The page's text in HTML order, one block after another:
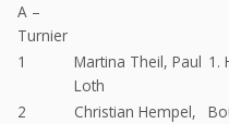
A –
Turnier
1
Martina Theil, Paul
Loth
1.
2
Christian Hempel,